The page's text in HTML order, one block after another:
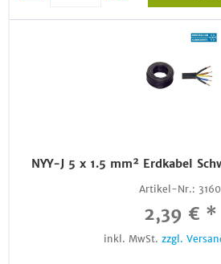
NYY-J 5 x 1.5 mm² Erdkabel
Artikel-Nr.: 3160
2,39 € *
inkl. MwSt. zzgl.